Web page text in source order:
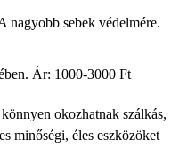
nagyobb sebek védelmére.
Ár: 1000-3000 Ft
okozhatnak szálkás,
minőségi, éles eszközöket